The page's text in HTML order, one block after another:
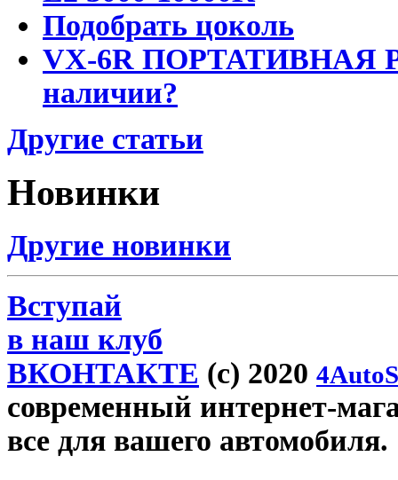
Подобрать цоколь
VX-6R ПОРТАТИВНАЯ
наличии?
Другие статьи
Новинки
Другие новинки
Вступай
в наш клуб
ВКОНТАКТЕ (c) 2020
современный интернет-
все для вашего автомобиля.